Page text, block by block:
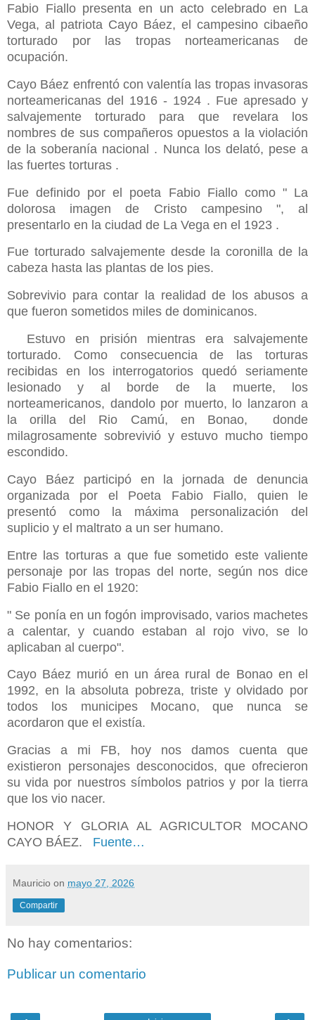
Fabio Fiallo presenta en un acto celebrado en La
Vega, al patriota Cayo Báez, el campesino cibaeño
torturado por las tropas norteamericanas de
ocupación.
Cayo Báez enfrentó con valentía las tropas invasoras
norteamericanas del 1916 - 1924 . Fue apresado y
salvajemente torturado para que revelara los
nombres de sus compañeros opuestos a la violación
de la soberanía nacional . Nunca los delató, pese a
las fuertes torturas .
Fue definido por el poeta Fabio Fiallo como " La
dolorosa imagen de Cristo campesino ", al
presentarlo en la ciudad de La Vega en el 1923 .
Fue torturado salvajemente desde la coronilla de la
cabeza hasta las plantas de los pies.
Sobrevivio para contar la realidad de los abusos a
que fueron sometidos miles de dominicanos.
Estuvo en prisión mientras era salvajemente
torturado. Como consecuencia de las torturas
recibidas en los interrogatorios quedó seriamente
lesionado y al borde de la muerte, los
norteamericanos, dandolo por muerto, lo lanzaron a
la orilla del Rio Camú, en Bonao, donde
milagrosamente sobrevivió y estuvo mucho tiempo
escondido.
Cayo Báez participó en la jornada de denuncia
organizada por el Poeta Fabio Fiallo, quien le
presentó como la máxima personalización del
suplicio y el maltrato a un ser humano.
Entre las torturas a que fue sometido este valiente
personaje por las tropas del norte, según nos dice
Fabio Fiallo en el 1920:
" Se ponía en un fogón improvisado, varios machetes
a calentar, y cuando estaban al rojo vivo, se lo
aplicaban al cuerpo".
Cayo Báez murió en un área rural de Bonao en el
1992, en la absoluta pobreza, triste y olvidado por
todos los municipes Mocano, que nunca se
acordaron que el existía.
Gracias a mi FB, hoy nos damos cuenta que
existieron personajes desconocidos, que ofrecieron
su vida por nuestros símbolos patrios y por la tierra
que los vio nacer.
HONOR Y GLORIA AL AGRICULTOR MOCANO
CAYO BÁEZ. Fuente…
Mauricio on mayo 27, 2026
Compartir
No hay comentarios:
Publicar un comentario